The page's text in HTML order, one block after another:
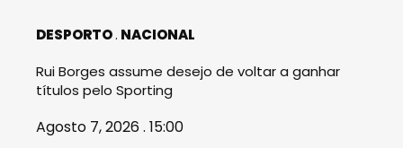
DESPORTO NACIONAL
Rui Borges assume desejo de voltar a ganhar
títulos pelo Sporting
Agosto 7, 2026 . 15:00